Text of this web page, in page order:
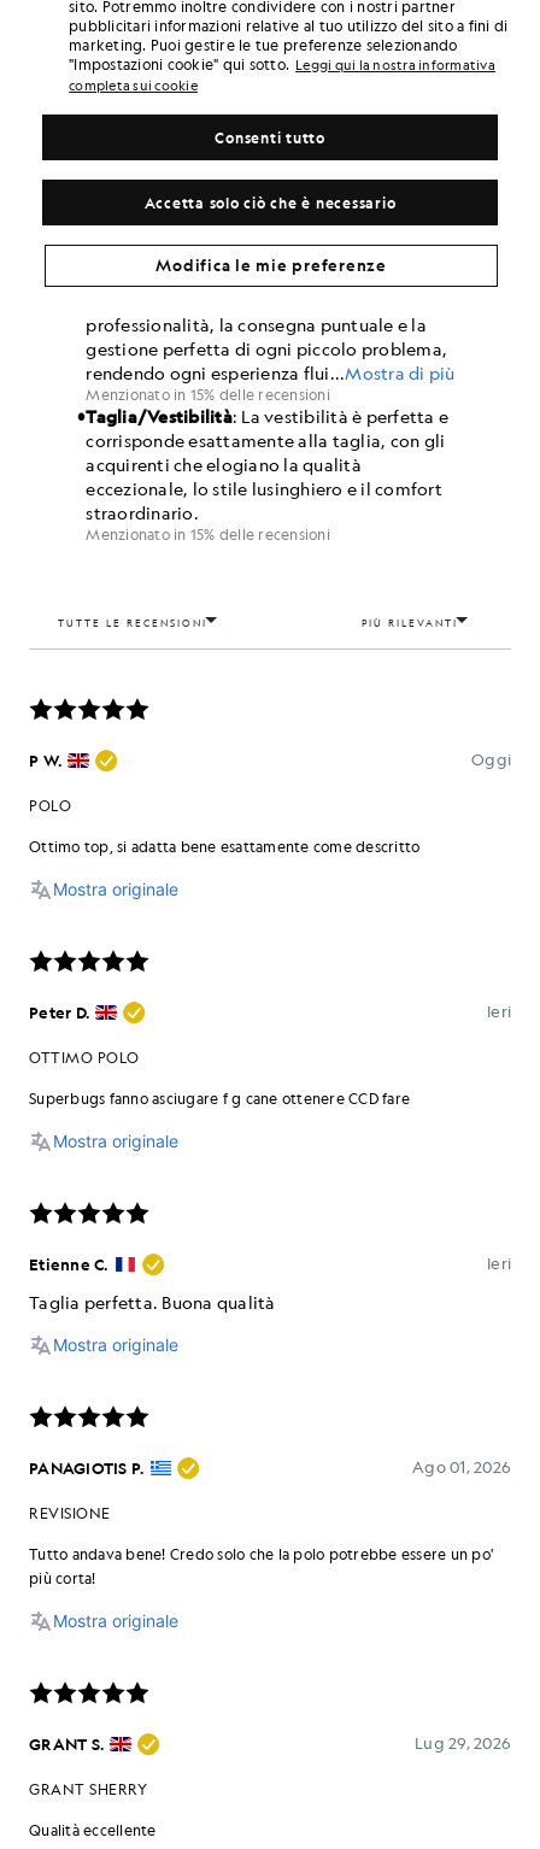
sito. Potremmo inoltre condividere con i nostri partner
pubblicitari informazioni relative al tuo utilizzo del sito a fini di
marketing. Puoi gestire le tue preferenze selezionando
"Impostazioni cookie" qui sotto. Leggi qui la nostra informativa
completa sui cookie
Accetta solo ciò che è necessario
Consenti tutto
Modifica le mie preferenze